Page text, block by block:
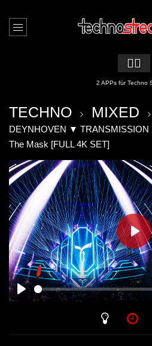
🏳️‍🌈
2 APPs für Techno
TECHNO MIXED
DEYNHOVEN ▼ TRANSMISSION
The Mask [FULL 4K SET]
PLAY